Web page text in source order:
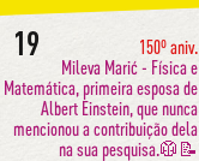
19
150º aniv.
Mileva Marić - Física e
Matemática, primeira esposa de
Albert Einstein, que nunca
mencionou a contribuição dela
na sua pesquisa.🥼📝